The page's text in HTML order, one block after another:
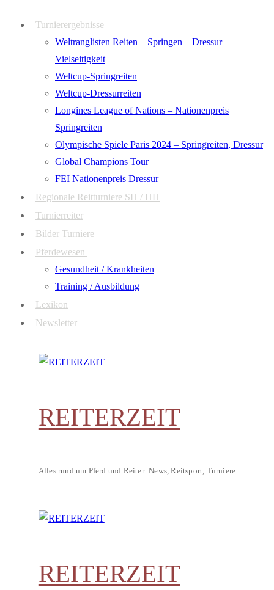
Turnierergebnisse
Weltranglisten Reiten – Springen – Dressur –
Vielseitigkeit
Weltcup-Springreiten
Weltcup-Dressurreiten
Longines League of Nations – Nationenpreis
Springreiten
Olympische Spiele Paris 2024 – Springreiten, Dressur
Global Champions Tour
FEI Nationenpreis Dressur
Regionale Reitturniere SH / HH
Turnierreiter
Bilder Turniere
Pferdewesen
Gesundheit / Krankheiten
Training / Ausbildung
Lexikon
Newsletter
REITERZEIT
Alles rund um Pferd und Reiter: News, Reitsport, Turniere
REITERZEIT